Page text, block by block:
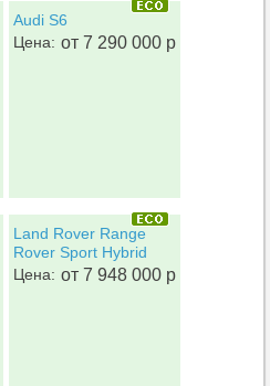
Audi S6
от 7 290 000 р
Цена:
Land Rover Range
Rover Sport Hybrid
от 7 948 000 р
Цена: